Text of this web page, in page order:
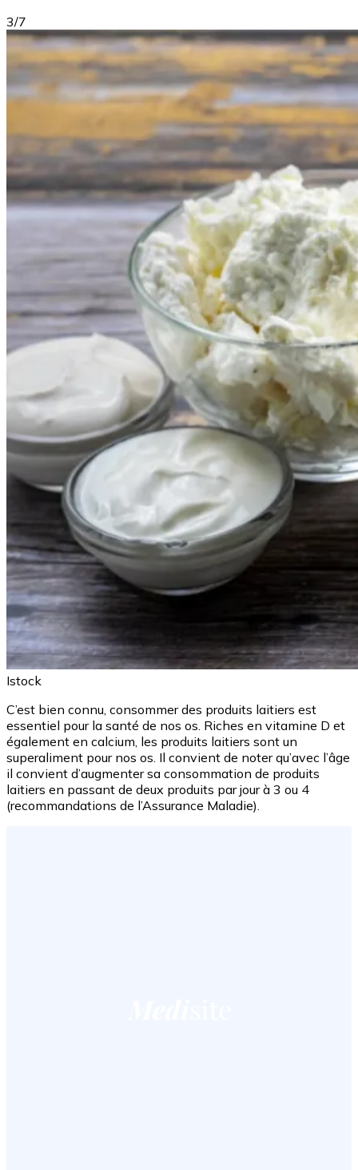
3/7
Istock
C’est bien connu, consommer des produits laitiers est
essentiel pour la santé de nos os. Riches en vitamine D et
également en calcium, les produits laitiers sont un
superaliment pour nos os. Il convient de noter qu’avec l’âge
il convient d’augmenter sa consommation de produits
laitiers en passant de deux produits par jour à 3 ou 4
(recommandations de l’Assurance Maladie).